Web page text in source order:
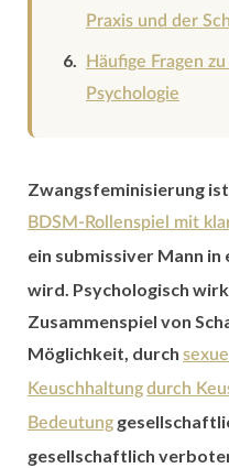
Praxis und der
Häufige Fragen
Psychologie
Zwangsfeminisierung
BDSM-Rollenspiel mit
ein submissiver Mann in
wird. Psychologisch
Zusammenspiel von
Möglichkeit, durch
Keuschhaltungdurch
Bedeutung
gesellschaftlich